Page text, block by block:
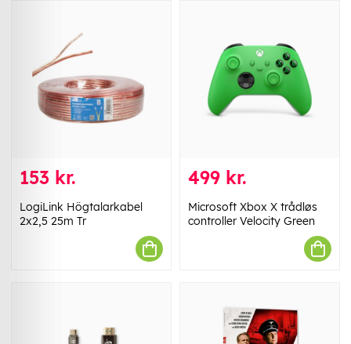
153 kr.
LogiLink Högtalarkabel
2x2,5 25m Tr
499 kr.
Microsoft Xbox X trådløs
controller Velocity Green